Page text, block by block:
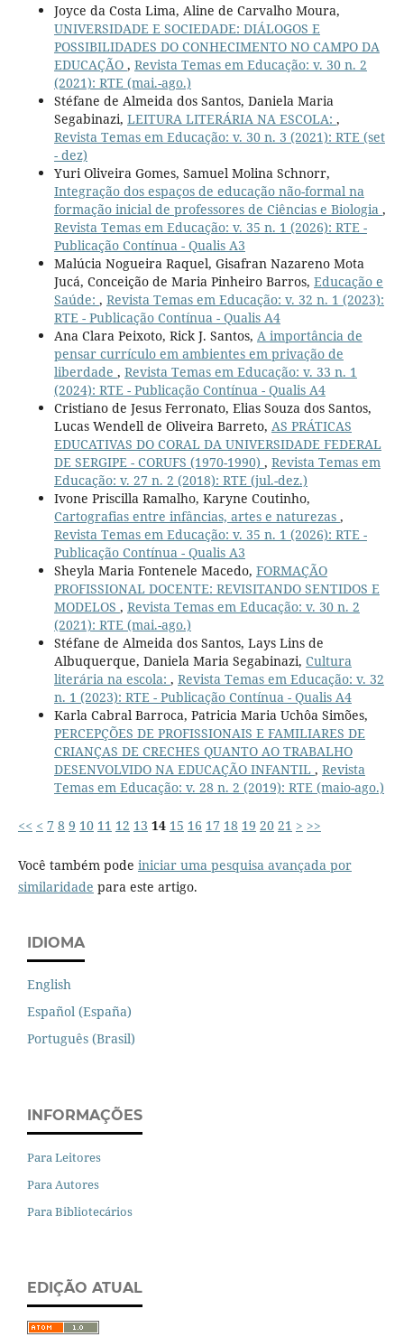
Joyce da Costa Lima, Aline de Carvalho Moura,
UNIVERSIDADE E SOCIEDADE: DIÁLOGOS E
POSSIBILIDADES DO CONHECIMENTO NO CAMPO DA
EDUCAÇÃO , Revista Temas em Educação: v. 30 n. 2
(2021): RTE (mai.-ago.)
Stéfane de Almeida dos Santos, Daniela Maria
Segabinazi, LEITURA LITERÁRIA NA ESCOLA: ,
Revista Temas em Educação: v. 30 n. 3 (2021): RTE (set
- dez)
Yuri Oliveira Gomes, Samuel Molina Schnorr,
Integração dos espaços de educação não-formal na
formação inicial de professores de Ciências e Biologia ,
Revista Temas em Educação: v. 35 n. 1 (2026): RTE -
Publicação Contínua - Qualis A3
Malúcia Nogueira Raquel, Gisafran Nazareno Mota
Jucá, Conceição de Maria Pinheiro Barros, Educação e
Saúde: , Revista Temas em Educação: v. 32 n. 1 (2023):
RTE - Publicação Contínua - Qualis A4
Ana Clara Peixoto, Rick J. Santos, A importância de
pensar currículo em ambientes em privação de
liberdade , Revista Temas em Educação: v. 33 n. 1
(2024): RTE - Publicação Contínua - Qualis A4
Cristiano de Jesus Ferronato, Elias Souza dos Santos,
Lucas Wendell de Oliveira Barreto, AS PRÁTICAS
EDUCATIVAS DO CORAL DA UNIVERSIDADE FEDERAL
DE SERGIPE - CORUFS (1970-1990) , Revista Temas em
Educação: v. 27 n. 2 (2018): RTE (jul.-dez.)
Ivone Priscilla Ramalho, Karyne Coutinho,
Cartografias entre infâncias, artes e naturezas ,
Revista Temas em Educação: v. 35 n. 1 (2026): RTE -
Publicação Contínua - Qualis A3
Sheyla Maria Fontenele Macedo, FORMAÇÃO
PROFISSIONAL DOCENTE: REVISITANDO SENTIDOS E
MODELOS , Revista Temas em Educação: v. 30 n. 2
(2021): RTE (mai.-ago.)
Stéfane de Almeida dos Santos, Lays Lins de
Albuquerque, Daniela Maria Segabinazi, Cultura
literária na escola: , Revista Temas em Educação: v. 32
n. 1 (2023): RTE - Publicação Contínua - Qualis A4
Karla Cabral Barroca, Patricia Maria Uchôa Simões,
PERCEPÇÕES DE PROFISSIONAIS E FAMILIARES DE
CRIANÇAS DE CRECHES QUANTO AO TRABALHO
DESENVOLVIDO NA EDUCAÇÃO INFANTIL , Revista
Temas em Educação: v. 28 n. 2 (2019): RTE (maio-ago.)
<< < 7 8 9 10 11 12 13 14 15 16 17 18 19 20 21 > >>
Você também pode iniciar uma pesquisa avançada por
similaridade para este artigo.
IDIOMA
English
Español (España)
Português (Brasil)
INFORMAÇÕES
Para Leitores
Para Autores
Para Bibliotecários
EDIÇÃO ATUAL